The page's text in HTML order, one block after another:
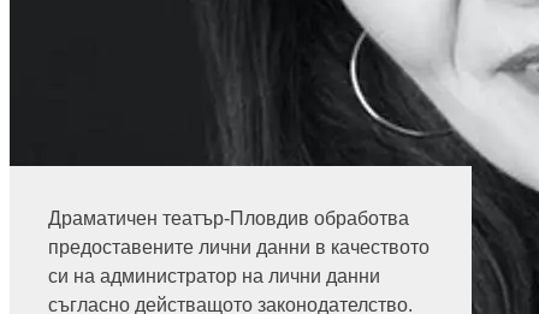
Драматичен театър-Пловдив обработва
предоставените лични данни в качеството
си на администратор на лични данни
съгласно действащото законодателство.